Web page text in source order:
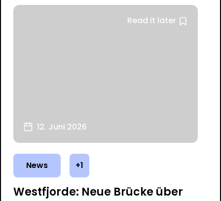
Read it later
12. Juni 2026
News +1
Westfjorde: Neue Brücke über